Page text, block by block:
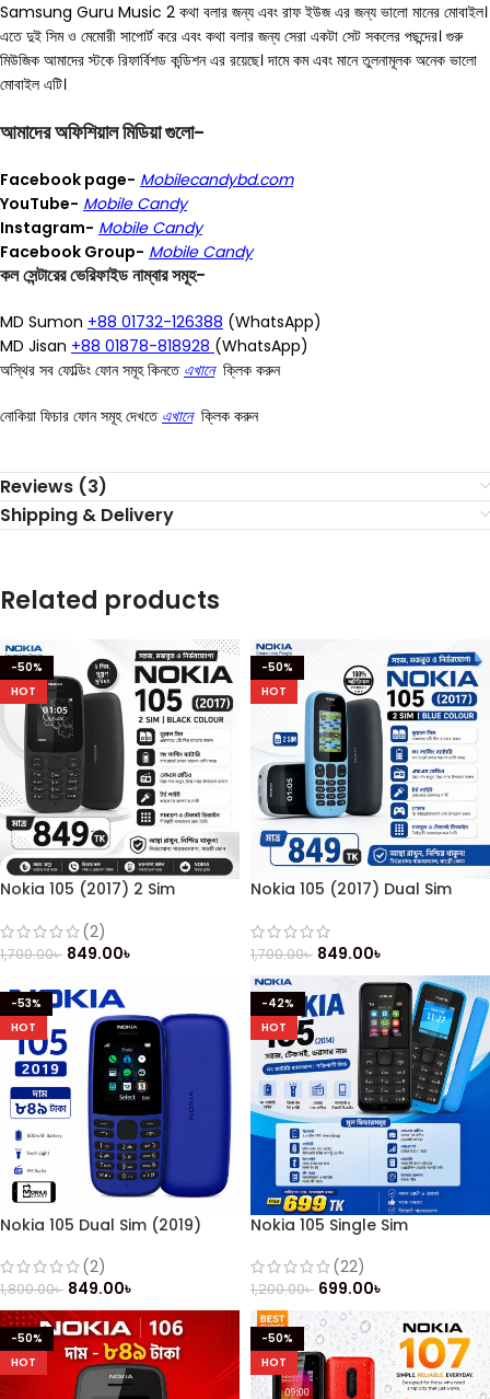
Samsung Guru Music 2 কথা বলার জন্য এবং রাফ ইউজ এর জন্য ভালো মানের মোবাইল।
এতে দুই সিম ও মেমোরী সাপোর্ট করে এবং কথা বলার জন্য সেরা একটা সেট সকলের পছন্দের। গুরু
মিউজিক আমাদের স্টকে রিফার্বিশড কন্ডিশন এর রয়েছে। দামে কম এবং মানে তুলনামূলক অনেক ভালো
মোবাইল এটি।
আমাদের অফিশিয়াল মিডিয়া গুলো-
Facebook page- Mobilecandybd.com
YouTube- Mobile Candy
Instagram- Mobile Candy
Facebook Group- Mobile Candy
কল সেন্টারের ভেরিফাইড নাম্বার সমূহ-
MD Sumon +88 01732-126388 (WhatsApp)
MD Jisan +88 01878-818928 (WhatsApp)
অস্থির সব ফোল্ডিং ফোন সমূহ কিনতে এখানে ক্লিক করুন
নোকিয়া ফিচার ফোন সমূহ দেখতে এখানে ক্লিক করুন
Reviews (3)
Shipping & Delivery
Related products
-50%
HOT
Nokia 105 (2017) 2 Sim
(2)
1,700.00৳ 849.00৳
-50%
HOT
Nokia 105 (2017) Dual Sim
1,700.00৳ 849.00৳
-53%
HOT
Nokia 105 Dual Sim (2019)
(2)
1,800.00৳ 849.00৳
-42%
HOT
Nokia 105 Single Sim
(22)
1,200.00৳ 699.00৳
-50%
HOT
-50%
HOT